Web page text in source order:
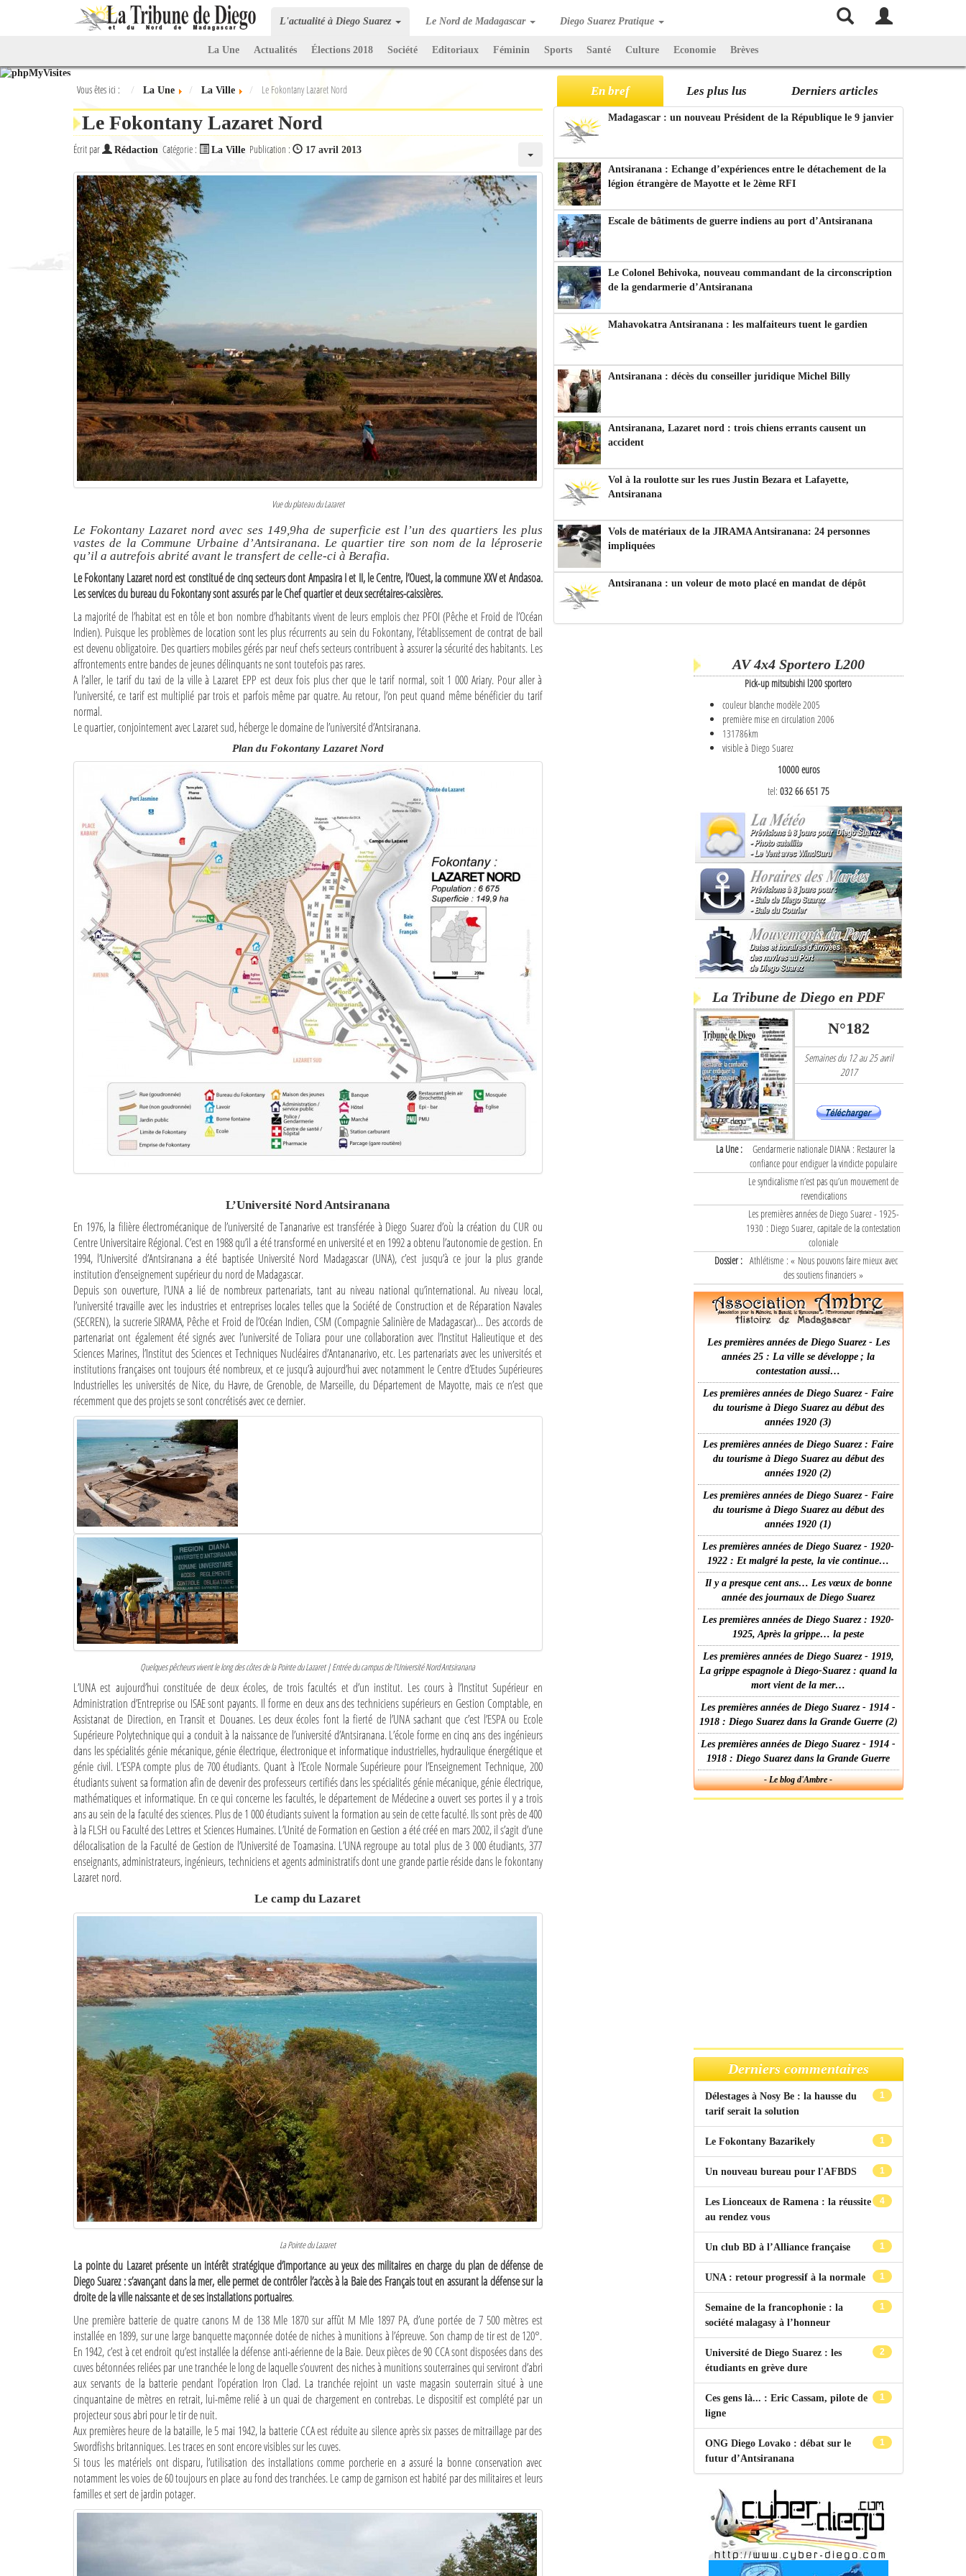
L'actualité à Diego Suarez Le Nord de Madagascar Diego Suarez Pratique
La Une Actualités Élections 2018 Société Editoriaux Féminin Sports Santé Culture Economie Brèves
Vous êtes ici : La Une La Ville Le Fokontany Lazaret Nord
Le Fokontany Lazaret Nord
Écrit par Rédaction Catégorie : La Ville Publication : 17 avril 2013
Vue du plateau du Lazaret
Le Fokontany Lazaret nord avec ses 149,9ha de superficie est l’un des quartiers les plus
vastes de la Commune Urbaine d’Antsiranana. Le quartier tire son nom de la léproserie
qu’il a autrefois abrité avant le transfert de celle-ci à Berafia.
Le Fokontany Lazaret nord est constitué de cinq secteurs dont Ampasira I et II, le Centre, l’Ouest, la commune XXV et Andasoa.
Les services du bureau du Fokontany sont assurés par le Chef quartier et deux secrétaires-caissières.
La majorité de l’habitat est en tôle et bon nombre d’habitants vivent de leurs emplois chez PFOI (Pêche et Froid de l’Océan
Indien). Puisque les problèmes de location sont les plus récurrents au sein du Fokontany, l’établissement de contrat de bail
est devenu obligatoire. Des quartiers mobiles gérés par neuf chefs secteurs contribuent à assurer la sécurité des habitants. Les
affrontements entre bandes de jeunes délinquants ne sont toutefois pas rares.
A l’aller, le tarif du taxi de la ville à Lazaret EPP est deux fois plus cher que le tarif normal, soit 1 000 Ariary. Pour aller à
l’université, ce tarif est multiplié par trois et parfois même par quatre. Au retour, l’on peut quand même bénéficier du tarif
normal.
Le quartier, conjointement avec Lazaret sud, héberge le domaine de l’université d’Antsiranana.
Plan du Fokontany Lazaret Nord
L’Université Nord Antsiranana
En 1976, la filière électromécanique de l’université de Tananarive est transférée à Diego Suarez d’où la création du CUR ou
Centre Universitaire Régional. C’est en 1988 qu’il a été transformé en université et en 1992 a obtenu l’autonomie de gestion. En
1994, l’Université d’Antsiranana a été baptisée Université Nord Madagascar (UNA), c’est jusqu’à ce jour la plus grande
institution d’enseignement supérieur du nord de Madagascar.
Depuis son ouverture, l’UNA a lié de nombreux partenariats, tant au niveau national qu’international. Au niveau local,
l’université travaille avec les industries et entreprises locales telles que la Société de Construction et de Réparation Navales
(SECREN), la sucrerie SIRAMA, Pêche et Froid de l’Océan Indien, CSM (Compagnie Salinière de Madagascar)… Des accords de
partenariat ont également été signés avec l’université de Toliara pour une collaboration avec l’Institut Halieutique et des
Sciences Marines, l’Institut des Sciences et Techniques Nucléaires d’Antananarivo, etc. Les partenariats avec les universités et
institutions françaises ont toujours été nombreux, et ce jusqu’à aujourd’hui avec notamment le Centre d’Etudes Supérieures
Industrielles les universités de Nice, du Havre, de Grenoble, de Marseille, du Département de Mayotte, mais ce n’est que
récemment que des projets se sont concrétisés avec ce dernier.
Quelques pêcheurs vivent le long des côtes de la Pointe du Lazaret | Entrée du campus de l’Université Nord Antsiranana
L’UNA est aujourd’hui constituée de deux écoles, de trois facultés et d’un institut. Les cours à l’Institut Supérieur en
Administration d’Entreprise ou ISAE sont payants. Il forme en deux ans des techniciens supérieurs en Gestion Comptable, en
Assistanat de Direction, en Transit et Douanes. Les deux écoles font la fierté de l’UNA sachant que c’est l’ESPA ou Ecole
Supérieure Polytechnique qui a conduit à la naissance de l’université d’Antsiranana. L’école forme en cinq ans des ingénieurs
dans les spécialités génie mécanique, génie électrique, électronique et informatique industrielles, hydraulique énergétique et
génie civil. L’ESPA compte plus de 700 étudiants. Quant à l’Ecole Normale Supérieure pour l’Enseignement Technique, 200
étudiants suivent sa formation afin de devenir des professeurs certifiés dans les spécialités génie mécanique, génie électrique,
mathématiques et informatique. En ce qui concerne les facultés, le département de Médecine a ouvert ses portes il y a trois
ans au sein de la faculté des sciences. Plus de 1 000 étudiants suivent la formation au sein de cette faculté. Ils sont près de 400
à la FLSH ou Faculté des Lettres et Sciences Humaines. L’Unité de Formation en Gestion a été créé en mars 2002, il s’agit d’une
délocalisation de la Faculté de Gestion de l’Université de Toamasina. L’UNA regroupe au total plus de 3 000 étudiants, 377
enseignants, administrateurs, ingénieurs, techniciens et agents administratifs dont une grande partie réside dans le fokontany
Lazaret nord.
Le camp du Lazaret
La Pointe du Lazaret
La pointe du Lazaret présente un intérêt stratégique d’importance au yeux des militaires en charge du plan de défense de
Diego Suarez : s’avançant dans la mer, elle permet de contrôler l’accès à la Baie des Français tout en assurant la défense sur la
droite de la ville naissante et de ses installations portuaires.
Une première batterie de quatre canons M de 138 Mle 1870 sur affût M Mle 1897 PA, d’une portée de 7 500 mètres est
installée en 1899, sur une large banquette maçonnée dotée de niches à munitions à l’épreuve. Son champ de tir est de 120°.
En 1942, c’est à cet endroit qu’est installée la défense anti-aérienne de la Baie. Deux pièces de 90 CCA sont disposées dans des
cuves bétonnées reliées par une tranchée le long de laquelle s’ouvrent des niches à munitions souterraines qui serviront d’abri
aux servants de la batterie pendant l’opération Iron Clad. La tranchée rejoint un vaste magasin souterrain situé à une
cinquantaine de mètres en retrait, lui-même relié à un quai de chargement en contrebas. Le dispositif est complété par un
projecteur sous abri pour le tir de nuit.
Aux premières heure de la bataille, le 5 mai 1942, la batterie CCA est réduite au silence après six passes de mitraillage par des
Swordfishs britanniques. Les traces en sont encore visibles sur les cuves.
Si tous les matériels ont disparu, l’utilisation des installations comme porcherie en a assuré la bonne conservation avec
notamment les voies de 60 toujours en place au fond des tranchées. Le camp de garnison est habité par des militaires et leurs
familles et sert de jardin potager.
En bref Les plus lus Derniers articles
Madagascar : un nouveau Président de la République le 9 janvier
Antsiranana : Echange d’expériences entre le détachement de la
légion étrangère de Mayotte et le 2ème RFI
Escale de bâtiments de guerre indiens au port d’Antsiranana
Le Colonel Behivoka, nouveau commandant de la circonscription
de la gendarmerie d’Antsiranana
Mahavokatra Antsiranana : les malfaiteurs tuent le gardien
Antsiranana : décès du conseiller juridique Michel Billy
Antsiranana, Lazaret nord : trois chiens errants causent un
accident
Vol à la roulotte sur les rues Justin Bezara et Lafayette,
Antsiranana
Vols de matériaux de la JIRAMA Antsiranana: 24 personnes
impliquées
Antsiranana : un voleur de moto placé en mandat de dépôt
AV 4x4 Sportero L200
Pick-up mitsubishi l200 sportero
couleur blanche modèle 2005
première mise en circulation 2006
131786km
visible à Diego Suarez
10000 euros
tel: 032 66 651 75
La Tribune de Diego en PDF
N°182
Semaines du 12 au 25 avril
2017
La Une :
Gendarmerie nationale DIANA : Restaurer la
confiance pour endiguer la vindicte populaire
Le syndicalisme n’est pas qu’un mouvement de
revendications
Les premières années de Diego Suarez - 1925-
1930 : Diego Suarez, capitale de la contestation
coloniale
Dossier : Athlétisme : « Nous pouvons faire mieux avec
des soutiens financiers »
Les premières années de Diego Suarez - Les
années 25 : La ville se développe ; la
contestation aussi…
Les premières années de Diego Suarez - Faire
du tourisme à Diego Suarez au début des
années 1920 (3)
Les premières années de Diego Suarez : Faire
du tourisme à Diego Suarez au début des
années 1920 (2)
Les premières années de Diego Suarez - Faire
du tourisme à Diego Suarez au début des
années 1920 (1)
Les premières années de Diego Suarez - 1920-
1922 : Et malgré la peste, la vie continue…
Il y a presque cent ans… Les vœux de bonne
année des journaux de Diego Suarez
Les premières années de Diego Suarez : 1920-
1925, Après la grippe… la peste
Les premières années de Diego Suarez - 1919,
La grippe espagnole à Diego-Suarez : quand la
mort vient de la mer…
Les premières années de Diego Suarez - 1914 -
1918 : Diego Suarez dans la Grande Guerre (2)
Les premières années de Diego Suarez - 1914 -
1918 : Diego Suarez dans la Grande Guerre
- Le blog d'Ambre -
Derniers commentaires
1
Délestages à Nosy Be : la hausse du
tarif serait la solution
1
Le Fokontany Bazarikely
1
Un nouveau bureau pour l'AFBDS
4
Les Lionceaux de Ramena : la réussite
au rendez vous
1
Un club BD à l’Alliance française
1
UNA : retour progressif à la normale
1
Semaine de la francophonie : la
société malagasy à l’honneur
2
Université de Diego Suarez : les
étudiants en grève dure
1
Ces gens là... : Eric Cassam, pilote de
ligne
1
ONG Diego Lovako : débat sur le
futur d’Antsiranana